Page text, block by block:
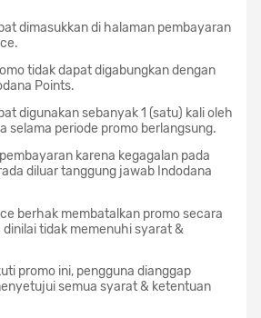
dimasukkan di halaman pembayaran
tidak dapat digabungkan dengan
Points.
digunakan sebanyak 1 (satu) kali oleh
selama periode promo berlangsung.
karena kegagalan pada
diluar tanggung jawab Indodana
berhak membatalkan promo secara
tidak memenuhi syarat &
promo ini, pengguna dianggap
semua syarat & ketentuan